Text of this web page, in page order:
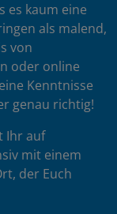
es kaum eine
als malend,
von
oder online
Kenntnisse
genau richtig!
Ihr auf
mit einem
der Euch